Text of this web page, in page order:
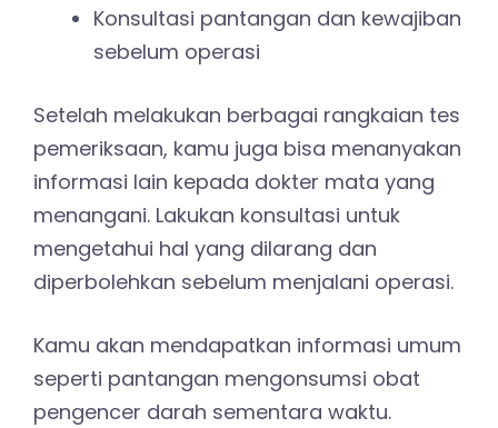
Konsultasi pantangan dan kewajiban
sebelum operasi
Setelah melakukan berbagai rangkaian tes
pemeriksaan, kamu juga bisa menanyakan
informasi lain kepada dokter mata yang
menangani. Lakukan konsultasi untuk
mengetahui hal yang dilarang dan
diperbolehkan sebelum menjalani operasi.
Kamu akan mendapatkan informasi umum
seperti pantangan mengonsumsi obat
pengencer darah sementara waktu.